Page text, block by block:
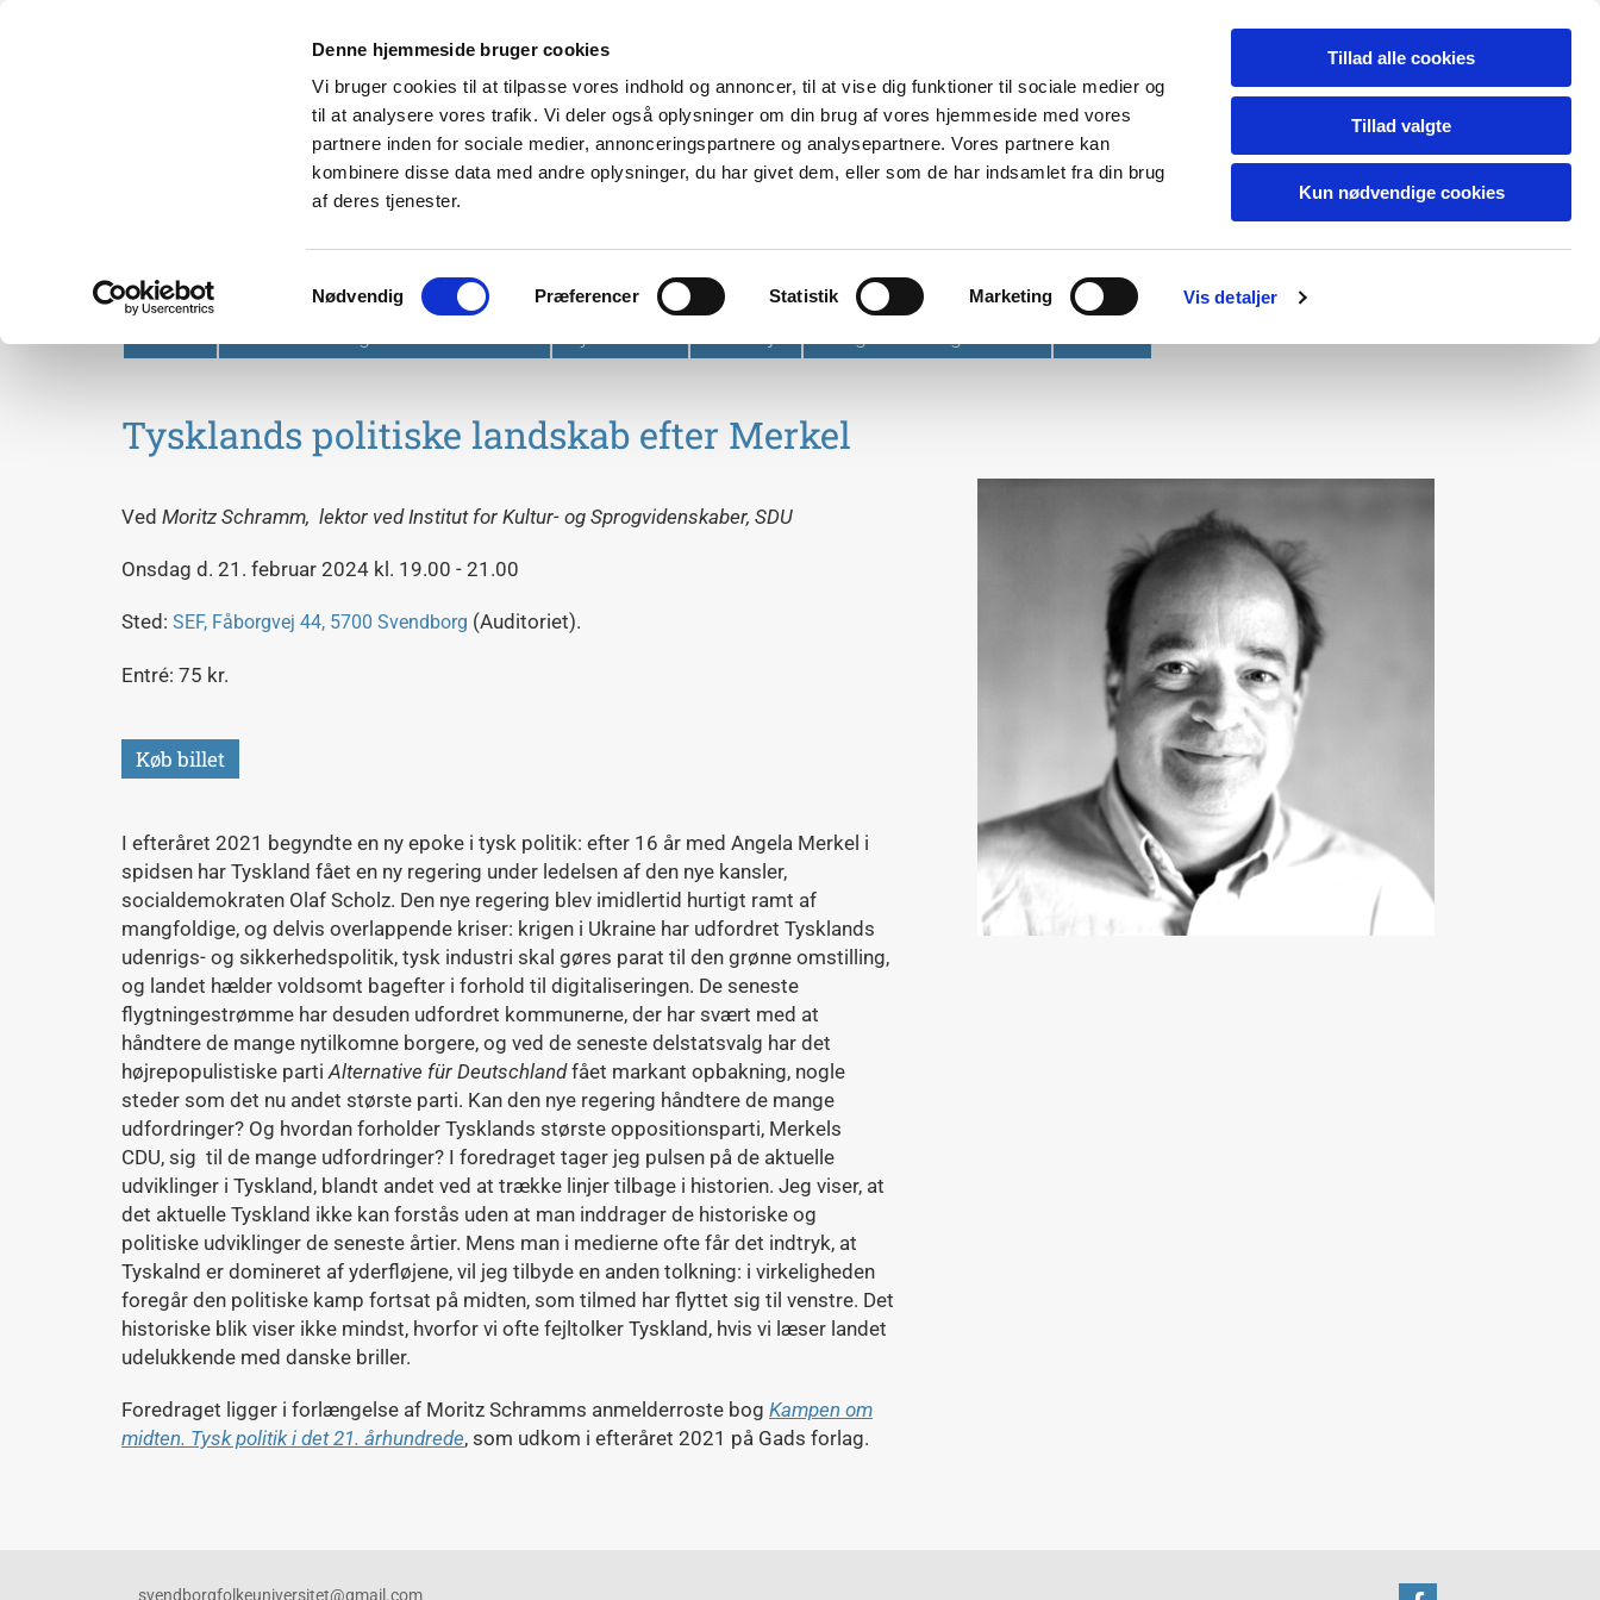
Denne hjemmeside bruger cookies
Vi bruger cookies til at tilpasse vores indhold og annoncer, til at vise dig funktioner til sociale medier og
til at analysere vores trafik. Vi deler også oplysninger om din brug af vores hjemmeside med vores
partnere inden for sociale medier, annonceringspartnere og analysepartnere. Vores partnere kan
kombinere disse data med andre oplysninger, du har givet dem, eller som de har indsamlet fra din brug
af deres tjenester.
Nødvendig Præferencer Statistik Marketing Vis detaljer
Tillad alle cookies
Tillad valgte
Kun nødvendige cookies
Tysklands politiske landskab efter Merkel
Ved Moritz Schramm, lektor ved Institut for Kultur- og Sprogvidenskaber, SDU
Onsdag d. 21. februar 2024 kl. 19.00 - 21.00
Sted: SEF, Fåborgvej 44, 5700 Svendborg (Auditoriet).
Entré: 75 kr.
Køb billet
I efteråret 2021 begyndte en ny epoke i tysk politik: efter 16 år med Angela Merkel i
spidsen har Tyskland fået en ny regering under ledelsen af den nye kansler,
socialdemokraten Olaf Scholz. Den nye regering blev imidlertid hurtigt ramt af
mangfoldige, og delvis overlappende kriser: krigen i Ukraine har udfordret Tysklands
udenrigs- og sikkerhedspolitik, tysk industri skal gøres parat til den grønne omstilling,
og landet hælder voldsomt bagefter i forhold til digitaliseringen. De seneste
flygtningestrømme har desuden udfordret kommunerne, der har svært med at
håndtere de mange nytilkomne borgere, og ved de seneste delstatsvalg har det
højrepopulistiske parti Alternative für Deutschlandfået markant opbakning, nogle
steder som det nu andet største parti. Kan den nye regering håndtere de mange
udfordringer? Og hvordan forholder Tysklands største oppositionsparti, Merkels
CDU, sig til de mange udfordringer? I foredraget tager jeg pulsen på de aktuelle
udviklinger i Tyskland, blandt andet ved at trække linjer tilbage i historien. Jeg viser, at
det aktuelle Tyskland ikke kan forstås uden at man inddrager de historiske og
politiske udviklinger de seneste årtier. Mens man i medierne ofte får det indtryk, at
Tyskalnd er domineret af yderfløjene, vil jeg tilbyde en anden tolkning: i virkeligheden
foregår den politiske kamp fortsat på midten, som tilmed har flyttet sig til venstre. Det
historiske blik viser ikke mindst, hvorfor vi ofte fejltolker Tyskland, hvis vi læser landet
udelukkende med danske briller.
Foredraget ligger i forlængelse af Moritz Schramms anmelderroste bog Kampen om
midten. Tysk politik i det 21. århundrede, som udkom i efteråret 2021 på Gads forlag.
svendborgfolkeuniversitet@gmail.com